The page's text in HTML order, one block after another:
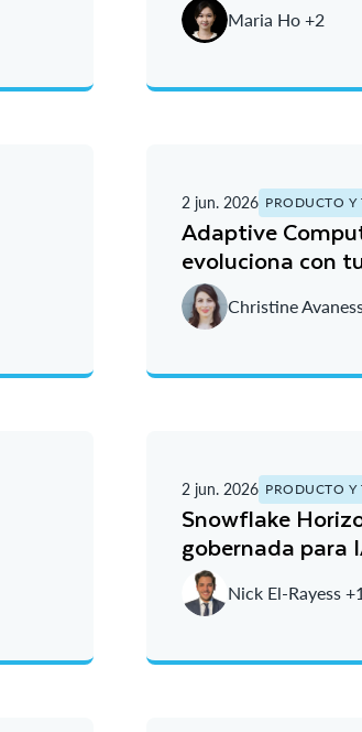
Maria Ho +2
2 jun. 2026 PRODUCTO Y
Adaptive
evoluciona con
Christine
2 jun. 2026 PRODUCTO Y
Snowflake
gobernada para
Nick El-Rayess +1